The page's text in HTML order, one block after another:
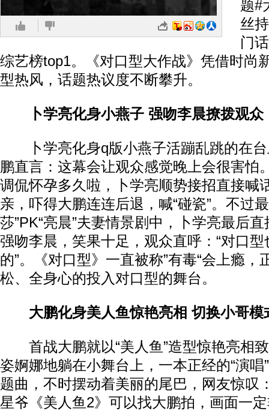
题#
丝
门
综艺榜top1。《对口型大作战》凭借时尚
型热风，话题热议度不断攀升。
卜学亮化身小燕子 强吻李晨撩拨观众
卜学亮化身q版小燕子活蹦乱跳的在台
鹏直言：这幕会让观众感觉晚上会很害怕
调侃怀孕多久啦，卜学亮顺势接招直接喊
亲，吓得大鹏连连后退，喊“碰瓷”。不过
莎”PK“亮晨”夫妻情景剧中，卜学亮最后
强吻李晨，笑果十足，观众直呼：“对口
的”。《对口型》一直被称”有毒“会上瘾，
松、全身心的投入对口型的舞台。
大鹏化身美人鱼惊艳亮相 切换小哥模
首战大鹏就以“美人鱼”造型惊艳亮相
姿婀娜地躺在小舞台上，一本正经的“演唱
题曲，不时摆动着美丽的尾巴，网友惊叹
星爷《美人鱼2》可以找大鹏拍，画面一